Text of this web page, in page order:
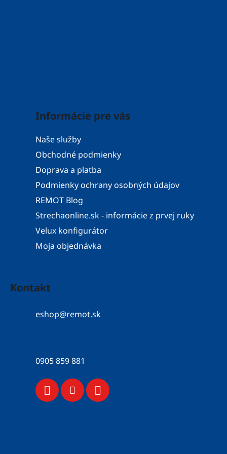
Informácie pre vás
Naše služby
Obchodné podmienky
Doprava a platba
Podmienky ochrany osobných údajov
REMOT Blog
Strechaonline.sk - informácie z prvej ruky
Velux konfigurátor
Moja objednávka
Kontakt
eshop@remot.sk
0905 859 881